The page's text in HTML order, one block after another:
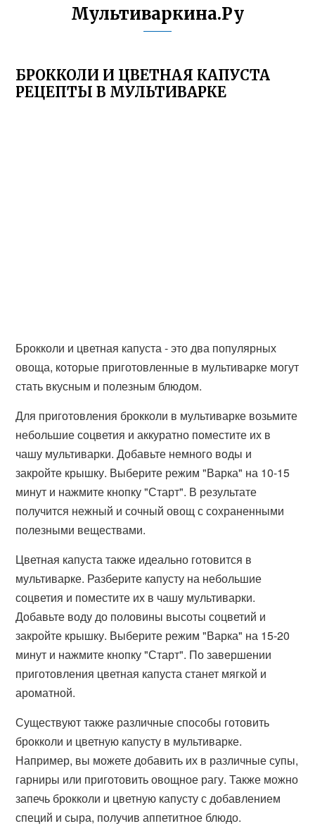
Мультиваркина.Ру
БРОККОЛИ И ЦВЕТНАЯ КАПУСТА
РЕЦЕПТЫ В МУЛЬТИВАРКЕ
Брокколи и цветная капуста - это два популярных
овоща, которые приготовленные в мультиварке могут
стать вкусным и полезным блюдом.
Для приготовления брокколи в мультиварке возьмите
небольшие соцветия и аккуратно поместите их в
чашу мультиварки. Добавьте немного воды и
закройте крышку. Выберите режим "Варка" на 10-15
минут и нажмите кнопку "Старт". В результате
получится нежный и сочный овощ с сохраненными
полезными веществами.
Цветная капуста также идеально готовится в
мультиварке. Разберите капусту на небольшие
соцветия и поместите их в чашу мультиварки.
Добавьте воду до половины высоты соцветий и
закройте крышку. Выберите режим "Варка" на 15-20
минут и нажмите кнопку "Старт". По завершении
приготовления цветная капуста станет мягкой и
ароматной.
Существуют также различные способы готовить
брокколи и цветную капусту в мультиварке.
Например, вы можете добавить их в различные супы,
гарниры или приготовить овощное рагу. Также можно
запечь брокколи и цветную капусту с добавлением
специй и сыра, получив аппетитное блюдо.